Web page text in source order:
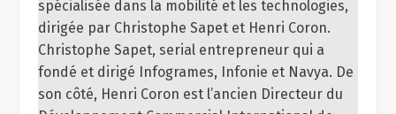
son côté, Henri Coron est l’ancien Directeur du
Développement Commercial International de
Navya, a été l’un des premiers actionnaires de
BlaBlaCar en 2008 et est associé depuis plus de
30 ans dans tous les projets de Christophe